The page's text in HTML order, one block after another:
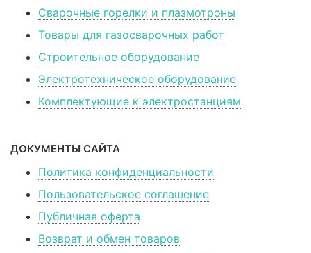
Сварочные горелки и плазмотроны
Товары для газосварочных работ
Строительное оборудование
Электротехническое оборудование
Комплектующие к электростанциям
ДОКУМЕНТЫ САЙТА
Политика конфиденциальности
Пользовательское соглашение
Публичная оферта
Возврат и обмен товаров